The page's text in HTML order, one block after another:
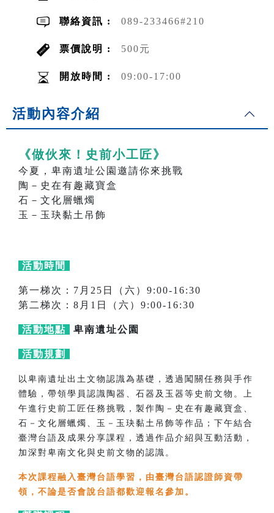
聯絡資訊 : 089-233466#210
票價說明 : 500元
開放時間 : 09:00-17:00
活動內容介紹
《做伙來！史前小工匠》
今夏，卑南遺址公園邀請你來挑戰
陶－史在有趣藏寶盒
石－文化層蠟燭
玉－玉玦黏土吊飾
活動時間
第一梯次：7月25日（六）9:00-16:30
第二梯次：8月1日（六）9:00-16:30
活動地點 卑南遺址公園
活動規劃
以卑南遺址出土文物認識為基礎，透過闖關任務與手作
體驗，帶領學員認識陶器、石器及玉器等史前文物。上
午進行史前工匠任務挑戰，製作陶－史在有趣藏寶盒、
石－文化層蠟燭、玉－玉玦黏土吊飾等作品；下午結合
臺灣台語及成果分享課程，透過作品介紹與互動活動，
加深對卑南文化與史前文物的認識。
本次課程融入臺灣台語學習，由臺灣台語認證師資帶
領，不論是否會說台語都歡迎報名參加。